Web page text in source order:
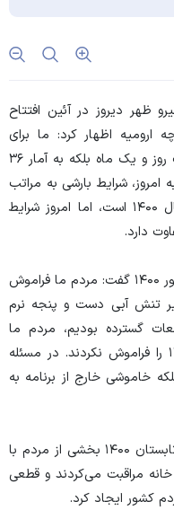
ظهر دیروز در آئین افتتاح
ارومیه اظهار کرد: ما برای
تعیین خشکسالی یا ترسالی نه از آمار یک روز و یک ماه بلکه به آمار ۳۶
۳۶ ماهه منتهی به امروز، شرایط بارشی به مراتب
سخت‌تر از ۳۶ ماه منتهی به شهریور سال ۱۴۰۰ است، اما امروز شرایط
دارد.
محرابیان با اشاره به شرایط کشور در شهریور ۱۴۰۰ گفت: مردم ما فراموش
خطیر تنش آبی دست و پنجه نرم
گسترده بودیم، مردم ما
خوزستان و شرایط کرخه در تابستان ۱۴۰۰ را فراموش نکردند. در مسئله
خاموشی خارج از برنامه به
وی افزود: در دوران کرونا و دوران سخت تابستان ۱۴۰۰ بخشی از مردم با
مراقبت می‌کردند و قطعی
کشور ایجاد کرد.